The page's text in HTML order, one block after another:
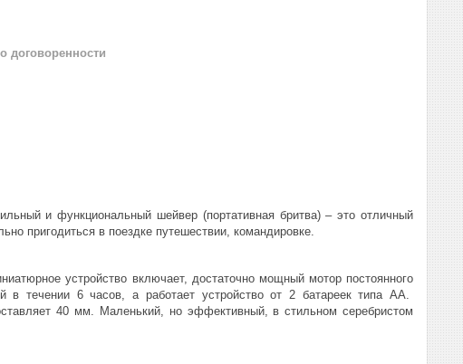
договоренности
и функциональный шейвер (портативная бритва) – это отличный
пригодиться в поездке путешествии, командировке.
устройство включает, достаточно мощный мотор постоянного
в течении 6 часов, а работает устройство от 2 батареек типа АА.
40 мм. Маленький, но эффективный, в стильном серебристом